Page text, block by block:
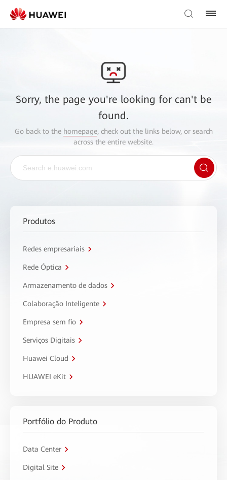
Sorry, the page you're looking for can't be
found.
Go back to the homepage, check out the links below, or search
across the entire website.
Produtos
Redes empresariais
Rede Óptica
Armazenamento de dados
Colaboração Inteligente
Empresa sem fio
Serviços Digitais
Huawei Cloud
HUAWEI eKit
Portfólio do Produto
Data Center
Digital Site